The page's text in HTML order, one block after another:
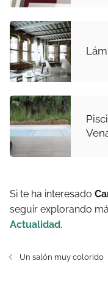
Si te ha interesado
seguir explorando
Actualidad.
Un salón muy colorido